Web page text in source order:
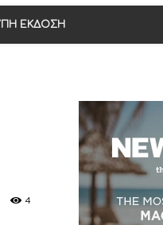
ΕΚΔΟΣΗ
4